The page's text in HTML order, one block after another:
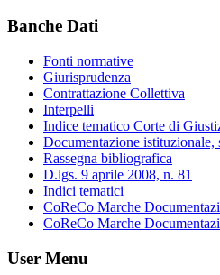
Banche Dati
Fonti normative
Giurisprudenza
Contrattazione Collettiva
Interpelli
Indice tematico Corte di
Documentazione istituzionale,
Rassegna bibliografica
D.lgs. 9 aprile 2008, n. 81
Indici tematici
CoReCo Marche
CoReCo Marche
User Menu